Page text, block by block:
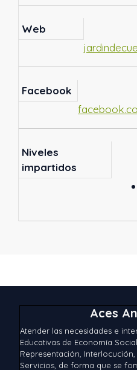
Web
Facebook
Niveles
impartidos
Aces
Atender las necesidades e
Educativas de Economía
Representación,
Servicios, de forma que se